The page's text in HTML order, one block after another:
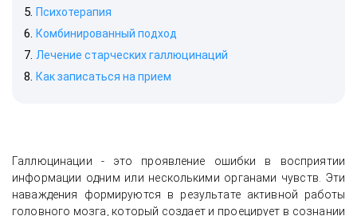
Психотерапия
Комбинированный подход
Лечение старческих галлюцинаций
Как записаться на прием
Галлюцинации - это проявление ошибки в восприятии
информации одним или несколькими органами чувств. Эти
наваждения формируются в результате активной работы
головного мозга, который создает и проецирует в сознании